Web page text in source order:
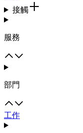
接觸
服務
部門
工作